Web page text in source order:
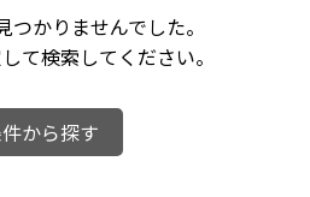
かりませんでした。
て検索してください。
から探す